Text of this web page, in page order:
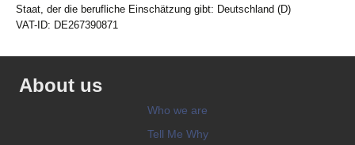
Staat, der die berufliche Einschätzung gibt: Deutschland (D)
VAT-ID: DE267390871
About us
Who we are
Tell Me Why